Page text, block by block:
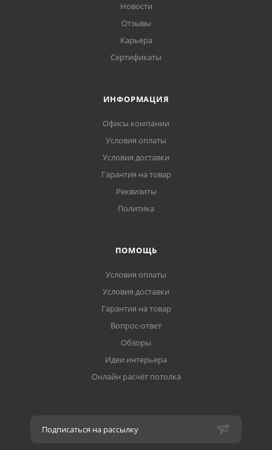
Новости
Отзывы
Карьера
Сертификаты
ИНФОРМАЦИЯ
Офисы компании
Условия оплаты
Условия доставки
Гарантия на товар
Реквизиты
Политика
ПОМОЩЬ
Условия оплаты
Условия доставки
Гарантия на товар
Вопрос-ответ
Обзоры
Идеи интерьера
Онлайн расчёт потолка
Подписаться на рассылку